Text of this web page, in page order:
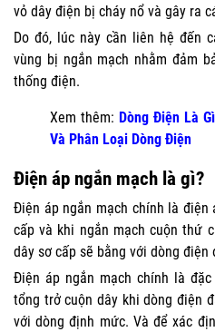
vỏ dây điện bị cháy nổ và gây ra
Do đó, lúc này cần liên hệ đến
vùng bị ngắn mạch nhằm đảm
thống điện.
Xem thêm: Dòng Điện Là
Và Phân Loại Dòng Điện
Điện áp ngắn mạch là gì?
Điện áp ngắn mạch chính là
cấp và khi ngắn mạch cuộn thứ
dây sơ cấp sẽ bằng với dòng điện
Điện áp ngắn mạch chính là
tổng trở cuộn dây khi dòng điện
với dòng định mức. Và để xác